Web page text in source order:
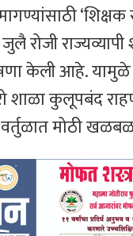
रोजी
केली आहे. यामुळे
शाळा कुलूपबंद
मोठी